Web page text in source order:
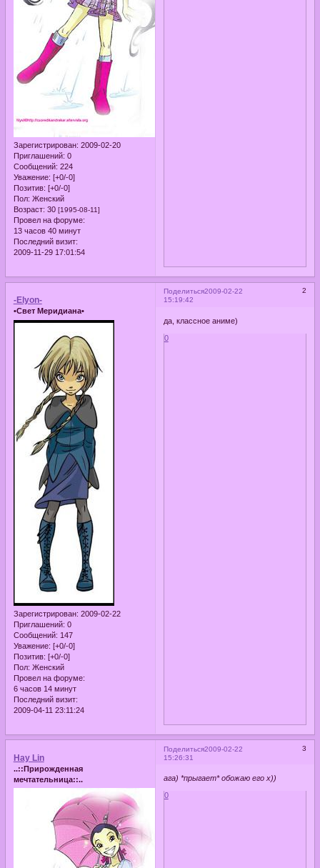
Зарегистрирован: 2009-02-20
Приглашений: 0
Сообщений: 224
Уважение: [+0/-0]
Позитив: [+0/-0]
Пол: Женский
Возраст: 30 [1995-08-11]
Провел на форуме:
13 часов 40 минут
Последний визит:
2009-11-29 17:01:54
Поделиться 2
2009-02-22
15:19:42
-Elyon-
•Свет Меридиана•
Зарегистрирован: 2009-02-22
Приглашений: 0
Сообщений: 147
Уважение: [+0/-0]
Позитив: [+0/-0]
Пол: Женский
Провел на форуме:
6 часов 14 минут
Последний визит:
2009-04-11 23:11:24
да, классное аниме)
0
Поделиться 3
2009-02-22
15:26:31
Hay Lin
..::Прирожденная
мечтательница::..
ага) *прыгает* обожаю его х))
0